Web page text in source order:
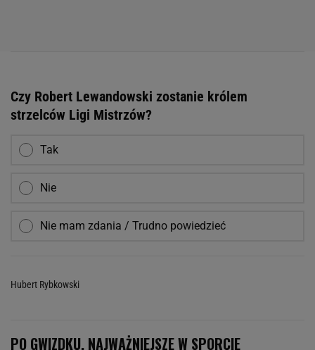
Czy Robert Lewandowski zostanie królem
strzelców Ligi Mistrzów?
Tak
Nie
Nie mam zdania / Trudno powiedzieć
Hubert Rybkowski